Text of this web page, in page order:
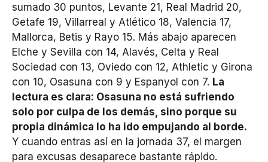
sumado 30 puntos, Levante 21, Real Madrid 20,
Getafe 19, Villarreal y Atlético 18, Valencia 17,
Mallorca, Betis y Rayo 15. Más abajo aparecen
Elche y Sevilla con 14, Alavés, Celta y Real
Sociedad con 13, Oviedo con 12, Athletic y Girona
con 10, Osasuna con 9 y Espanyol con 7. La
lectura es clara: Osasuna no está sufriendo
solo por culpa de los demás, sino porque su
propia dinámica lo ha ido empujando al borde.
Y cuando entras así en la jornada 37, el margen
para excusas desaparece bastante rápido.